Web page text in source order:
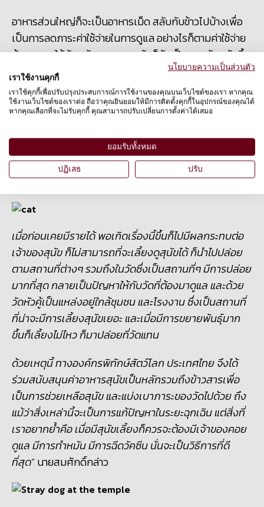
อาหารส่วนใหญ่ก็จะเป็นอาหารเม็ด สลับกับข้าวไปบ้างเพื่อ
เป็นการลดภาระค่าใช้จ่ายในการดูแล อย่างไรก็ตามค่าใช้จ่าย
ด้านอาหารให้กับสุนัขและแมวจรจัดก็ยังเป็นภาระอันหนักอึ้ง
สำหรับทางวัด
นายสมศักดิ์ สุนทรนวภัทร หัวหน้าฝ่ายรณรงค์
องค์กรพิทักษ์สัตว์แห่งโลก ประเทศไทยได้กล่าวถึง
ขึ้นมาก็สร้างผลกระทบให้กับคนในบ้านเรา หลายธุรกิจต้อง
ปิดหมด งานก็ต้องหยุด ทำให้คนส่วนมากไม่มีงานทำกัน
ขาดรายได้ ส่งผลกระทบกับสุนัขไปด้วย
เมื่อก่อนเคยมีรายได้ พอเกิดเรื่องนี้ขึ้นก็ไปมีผลกระทบต่อ
เจ้าของสุนัข ก็ไม่สามารถที่จะเลี้ยงดูสุนัขได้ ก็นำไปปล่อย
ตามสถานที่ต่างๆ รวมถึงในวัดซึ่งเป็นสถานที่ๆ มีการปล่อย
มากที่สุด กลายเป็นปัญหาให้กับวัดที่ต้องมาดูแลและด้วย
วัดหัวคู้เป็นแหล่งอยู่ใกล้ชุมชน และโรงงาน ซึ่งเป็นสถานที่
ที่น่าจะมีการเลี้ยงสุนัขเยอะ และเมื่อมีการขยายพันธุ์มาก
ขึ้นก็เลี้ยงไม่ไหว ก็มาปล่อยที่วัดแทน
ด้วยเหตุนี้ ทางองค์กรพิทักษ์สัตว์โลก ประเทศไทย จึงได้
ร่วมสนับสนุนค่าอาหารสุนัขเป็นหลักรวมถึงข้าวสารเพื่อ
เป็นการช่วยเหลือสุนัข และแบ่งเบาภาระของวัดไปด้วย ถึง
แม้ว่าสิ่งเหล่านี้จะเป็นการแก้ปัญหาในระยะฉุกเฉิน แต่สิ่งที่
เราอยากย้ำคือ เมื่อมีสุนัขเลี้ยงก็ควรจะต้องมีเจ้าของคอย
ดูแล มีการทำหมัน มีการฉีดวัคซีน นั่นจะเป็นวิธีการที่ดี
ที่สุด” นายสมศักดิ์กล่าว
นโยบายความเป็นส่วนตัว
เราใช้งานคุกกี้
เราใช้คุกกี้เพื่อปรับปรุงประสบการณ์การใช้งานของคุณบนเว็บไซต์ของเรา หากคุณ
ใช้งานเว็บไซต์ของเราต่อ ถือว่าคุณยินยอมให้มีการติดตั้งคุกกี้ในอุปกรณ์ของคุณได้
หากคุณเลือกที่จะไม่รับคุกกี้ คุณสามารถปรับเปลี่ยนการตั้งค่าได้เสมอ
ยอมรับทั้งหมด
ปฏิเสธ ปรับ